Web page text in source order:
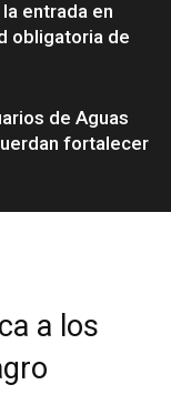
entrada en
obligatoria de
de Aguas
fortalecer
a los